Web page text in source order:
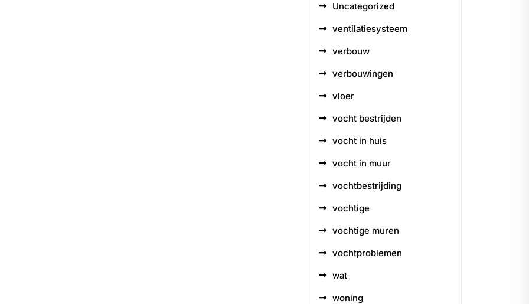
Uncategorized
ventilatiesysteem
verbouw
verbouwingen
vloer
vocht bestrijden
vocht in huis
vocht in muur
vochtbestrijding
vochtige
vochtige muren
vochtproblemen
wat
woning